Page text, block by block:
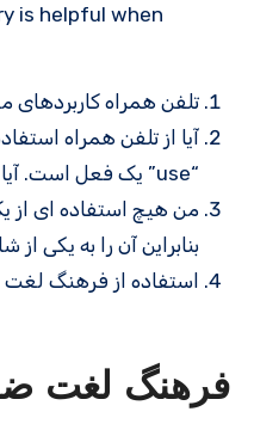
is helpful when
تلفن همراه کاربردهای
آیا از تلفن همراه
“use” یک فعل است. آیا تفاوت را می شنوید؟)
من هیچ استفاده ای از
بنابراین آن را به یکی از
استفاده از فرهنگ
فرهنگ لغت